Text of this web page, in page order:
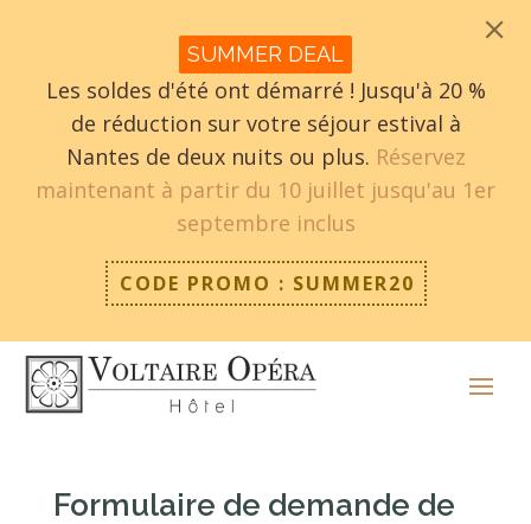
SUMMER DEAL
Les soldes d'été ont démarré ! Jusqu'à 20 %
de réduction sur votre séjour estival à
Nantes de deux nuits ou plus. Réservez
maintenant à partir du 10 juillet jusqu'au 1er
septembre inclus
CODE PROMO : SUMMER20
Formulaire de demande de